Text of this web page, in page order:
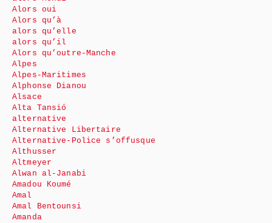
Alors oui
Alors qu’à
alors qu’elle
alors qu’il
Alors qu’outre-Manche
Alpes
Alpes-Maritimes
Alphonse Dianou
Alsace
Alta Tansió
alternative
Alternative Libertaire
Alternative-Police s’offusque
Althusser
Altmeyer
Alwan al-Janabi
Amadou Koumé
Amal
Amal Bentounsi
Amanda